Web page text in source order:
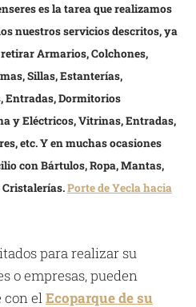
es la tarea que realizamos
nuestros servicios descritos, ya
Armarios, Colchones,
Sillas, Estanterías,
Entradas, Dormitorios
y Eléctricos, Vitrinas, Entradas,
etc. Y en muchas ocasiones
con Bártulos, Ropa, Mantas,
Porte de Yecla hacia
para realizar su
o empresas, pueden
con elEcoparque de su